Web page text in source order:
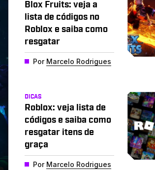
Blox Fruits: veja a
lista de códigos no
Roblox e saiba como
resgatar
Por Marcelo Rodrigues
DICAS
Roblox: veja lista de
códigos e saiba como
resgatar itens de
graça
Por Marcelo Rodrigues